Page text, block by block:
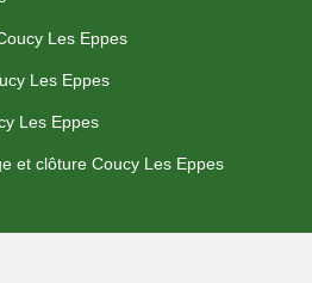
Les Eppes
Les Eppes
Les Eppes
et clôture Coucy Les Eppes